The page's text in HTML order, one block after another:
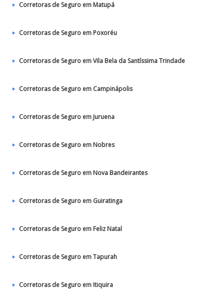
Corretoras de Seguro em Matupá
Corretoras de Seguro em Poxoréu
Corretoras de Seguro em Vila Bela da Santíssima Trindade
Corretoras de Seguro em Campinápolis
Corretoras de Seguro em Juruena
Corretoras de Seguro em Nobres
Corretoras de Seguro em Nova Bandeirantes
Corretoras de Seguro em Guiratinga
Corretoras de Seguro em Feliz Natal
Corretoras de Seguro em Tapurah
Corretoras de Seguro em Itiquira